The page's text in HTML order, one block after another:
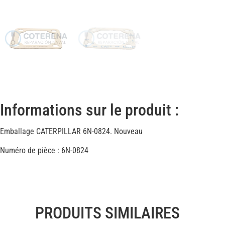
Informations sur le produit :
Emballage CATERPILLAR 6N-0824. Nouveau
Numéro de pièce : 6N-0824
PRODUITS SIMILAIRES